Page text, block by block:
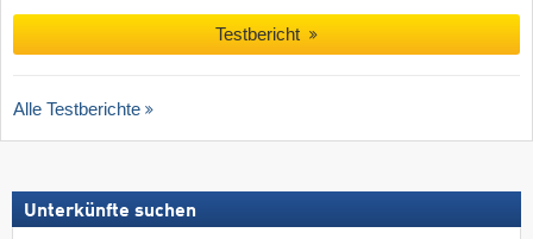
Testbericht
Alle Testberichte
Unterkünfte suchen